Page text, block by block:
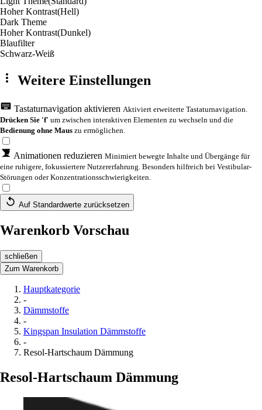
Hoher Kontrast(Hell)
Dark Theme
Hoher Kontrast(Dunkel)
Blaufilter
Schwarz-Weiß
Weitere Einstellungen
Tastaturnavigation aktivieren Aktiviert erweiterte Tastaturnavigation.
Drücken Sie 'f' um zwischen interaktiven Elementen zu wechseln und die
Bedienung ohne Maus zu ermöglichen.
Animationen reduzieren Minimiert bewegte Inhalte und Übergänge für
eine ruhigere, fokussiertere Nutzererfahrung. Besonders hilfreich bei Vestibular-
Störungen oder Konzentrationsschwierigkeiten.
Auf Standardwerte zurücksetzen
Warenkorb Vorschau
schließen
Zum Warenkorb
Hauptkategorie
-
Dämmstoffe
-
Kingspan Insulation Dämmstoffe
-
Resol-Hartschaum Dämmung
Resol-Hartschaum Dämmung